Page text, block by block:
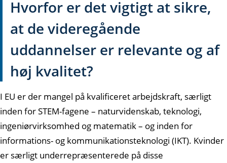
Hvorfor er det vigtigt at sikre,
at de videregående
uddannelser er relevante og af
høj kvalitet?
I EU er der mangel på kvalificeret arbejdskraft, særligt
inden for STEM-fagene – naturvidenskab, teknologi,
ingeniørvirksomhed og matematik – og inden for
informations- og kommunikationsteknologi (IKT). Kvinder
er særligt underrepræsenterede på disse